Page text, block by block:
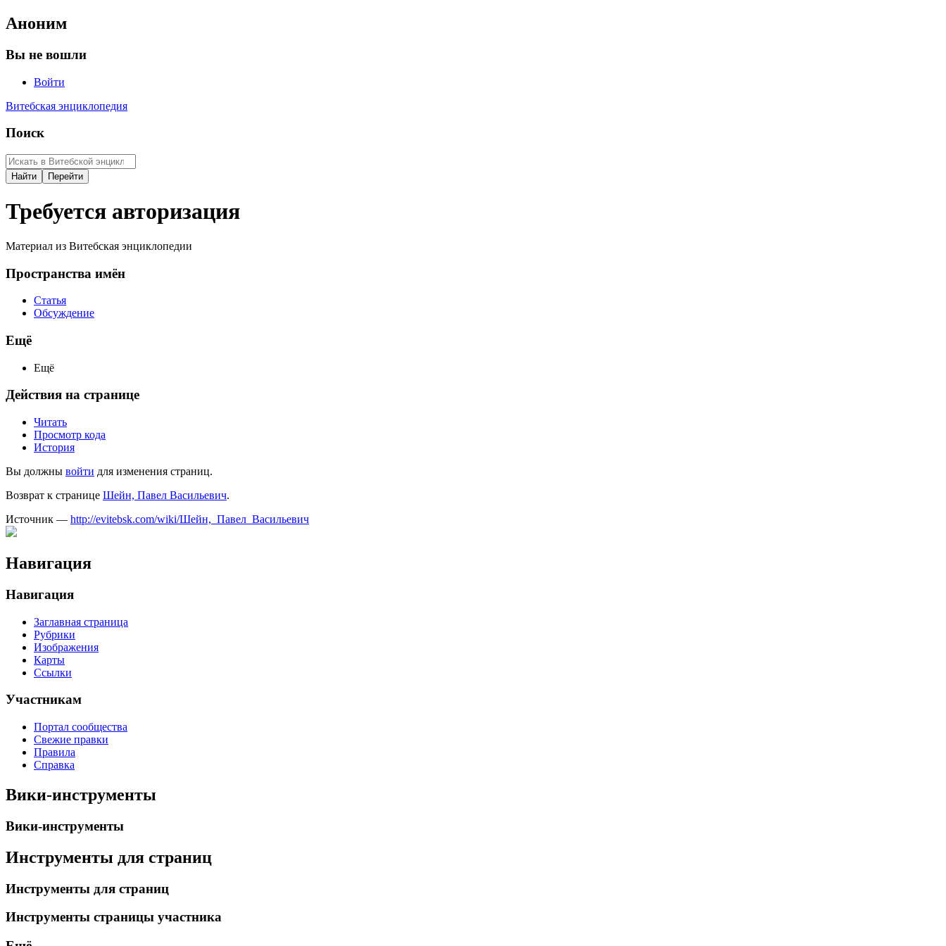
Аноним
Вы не вошли
Войти
Витебская энциклопедия
Поиск
Требуется авторизация
Материал из Витебская энциклопедии
Пространства имён
Статья
Обсуждение
Ещё
Ещё
Действия на странице
Читать
Просмотр кода
История
Вы должны войти для изменения страниц.
Возврат к странице Шейн, Павел Васильевич.
Источник — http://evitebsk.com/wiki/Шейн,_Павел_Васильевич
Навигация
Навигация
Заглавная страница
Рубрики
Изображения
Карты
Ссылки
Участникам
Портал сообщества
Свежие правки
Правила
Справка
Вики-инструменты
Вики-инструменты
Инструменты для страниц
Инструменты для страниц
Инструменты страницы участника